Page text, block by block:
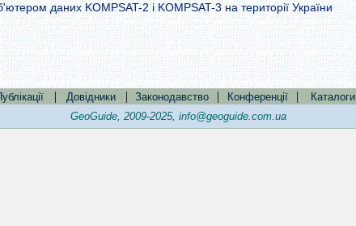
даних KOMPSAT-2 і KOMPSAT-3 на території України
| Довідники | Законодавство | Конференції | Каталоги
GeoGuide, 2009-2025, info@geoguide.com.ua